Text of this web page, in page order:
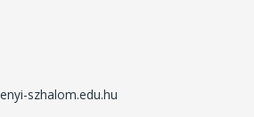
szhalom.edu.hu